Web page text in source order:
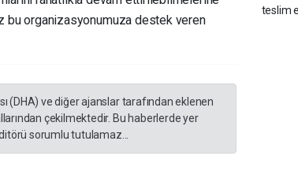
bu organizasyonumuza destek veren
(DHA) ve diğer ajanslar tarafından eklenen
çekilmektedir. Bu haberlerde yer
sorumlu tutulamaz...